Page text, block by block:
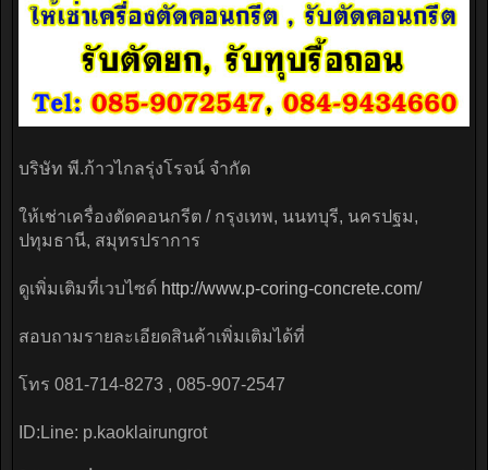
บริษัท พี.ก้าวไกลรุ่งโรจน์ จำกัด
ให้เช่าเครื่องตัดคอนกรีต / กรุงเทพ, นนทบุรี, นครปฐม,
ปทุมธานี, สมุทรปราการ
ดูเพิ่มเติมที่เวบไซด์ http://www.p-coring-concrete.com/
สอบถามรายละเอียดสินค้าเพิ่มเติมได้ที่
โทร 081-714-8273 , 085-907-2547
ID:Line: p.kaoklairungrot